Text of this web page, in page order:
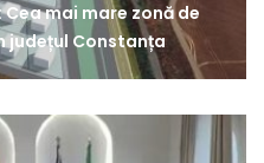
mai mare zonă de
județul Constanța